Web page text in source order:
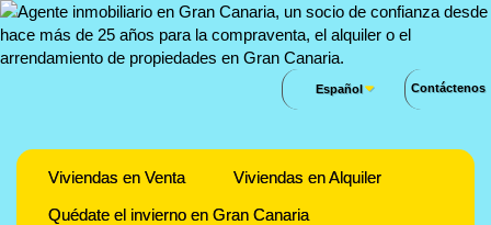
Contáctenos
Español
Viviendas en Venta
Viviendas en Alquiler
Quédate el invierno en Gran Canaria